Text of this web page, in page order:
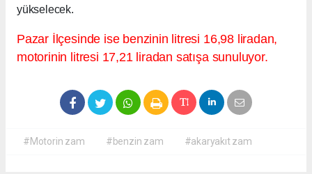
yükselecek.
Pazar İlçesinde ise benzinin litresi 16,98 liradan,
motorinin litresi 17,21 liradan satışa sunuluyor.
#Motorin zam #benzin zam #akaryakıt zam